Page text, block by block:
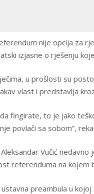
nije opcija za
izjasne o rješenju
u prošlosti su
vlast i predstavlja
fingirate, to je jako
povlači sa sobom”,
Vučić
referenduma na kojem
preambula u